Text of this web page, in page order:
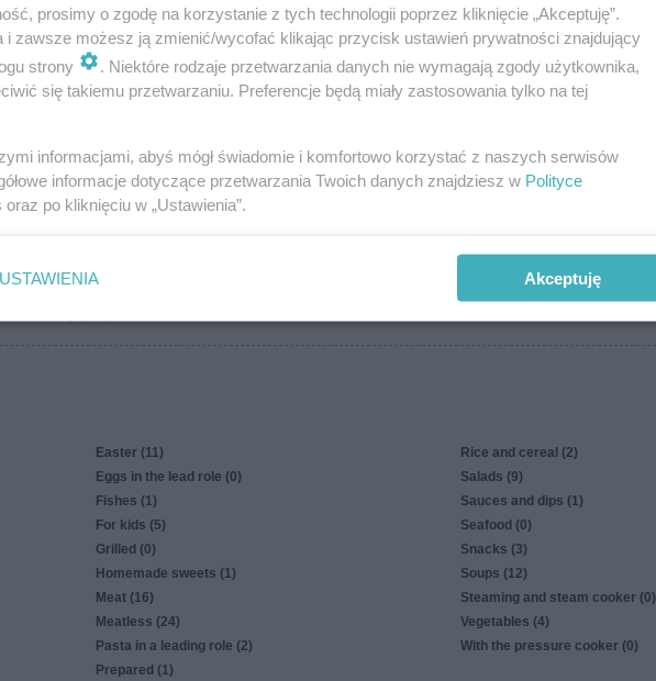
mazurkowy
3.7k 2 0
biszkoptowy
5k 4 0
Imbirka:)
Easter (11)
Eggs in the lead role (0)
Fishes (1)
For kids (5)
Grilled (0)
Homemade sweets (1)
Meat (16)
Meatless (24)
Pasta in a leading role (2)
Prepared (1)
Rice and cereal (2)
Salads (9)
Sauces and dips (1)
Seafood (0)
Snacks (3)
Soups (12)
Steaming and steam cooker (0)
Vegetables (4)
With the pressure cooker (0)
prosimy o zgodę na korzystanie z tych technologii poprzez kliknięcie „Akceptuję”.
i zawsze możesz ją zmienić/wycofać klikając przycisk ustawień prywatności znajdujący
strony
. Niektóre rodzaje przetwarzania danych nie wymagają zgody użytkownika,
się takiemu przetwarzaniu. Preferencje będą miały zastosowania tylko na tej
informacjami, abyś mógł świadomie i komfortowo korzystać z naszych serwisów
informacje dotyczące przetwarzania Twoich danych znajdziesz w Polityce
oraz po kliknięciu w „Ustawienia”.
USTAWIENIA Akceptuję